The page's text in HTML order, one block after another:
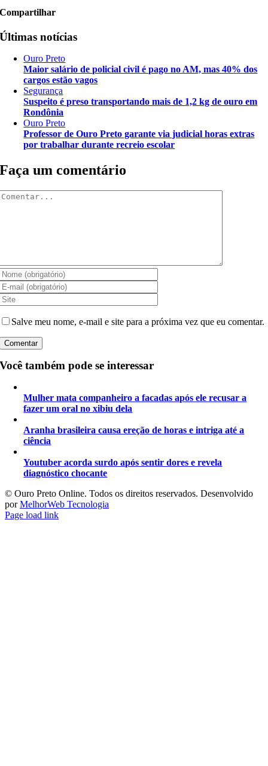
Compartilhar
Últimas notícias
Ouro Preto
Maior salário de policial civil é pago no AM, mas 40% dos
cargos estão vagos
Segurança
Suspeito é preso transportando mais de 1,2 kg de ouro em
Rondônia
Ouro Preto
Professor de Ouro Preto garante via judicial horas extras
por trabalhar durante recreio escolar
Faça um comentário
Salve meu nome, e-mail e site para a próxima vez que eu comentar.
Você também pode se interessar
Mulher mata companheiro a facadas após ele recusar a
fazer um oral no xibiu dela
Aranha brasileira causa ereção de horas e intriga até a
ciência
Youtuber acorda surdo após sentir dores e revela
diagnóstico chocante
©️ Ouro Preto Online. Todos os direitos reservados. Desenvolvido
porMelhorWeb Tecnologia
Page load link